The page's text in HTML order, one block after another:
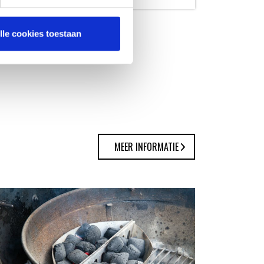
cookies toestaan
prijs
was:
prijs
is:
MEER INFORMATIE